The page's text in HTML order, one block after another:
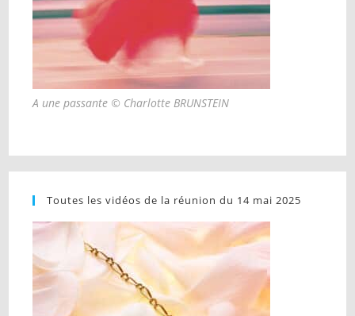
A une passante © Charlotte BRUNSTEIN
Toutes les vidéos de la réunion du 14 mai 2025